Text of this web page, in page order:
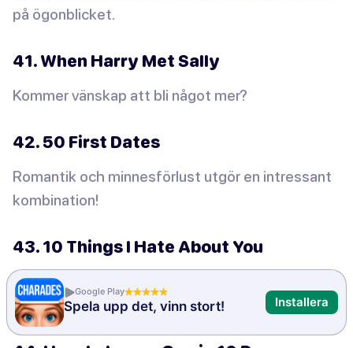
på ögonblicket.
41. When Harry Met Sally
Kommer vänskap att bli något mer?
42. 50 First Dates
Romantik och minnesförlust utgör en intressant
kombination!
43. 10 Things I Hate About You
En modern återberättelse av Shakespeares
Taming of the Shrew.
Google Play
Spela upp det, vinn stort! Installera